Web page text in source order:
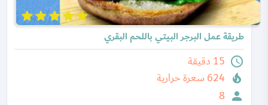
طريقة عمل البرجر البيتي باللحم البقري
15 دقيقة
624 سعرة حرارية
8